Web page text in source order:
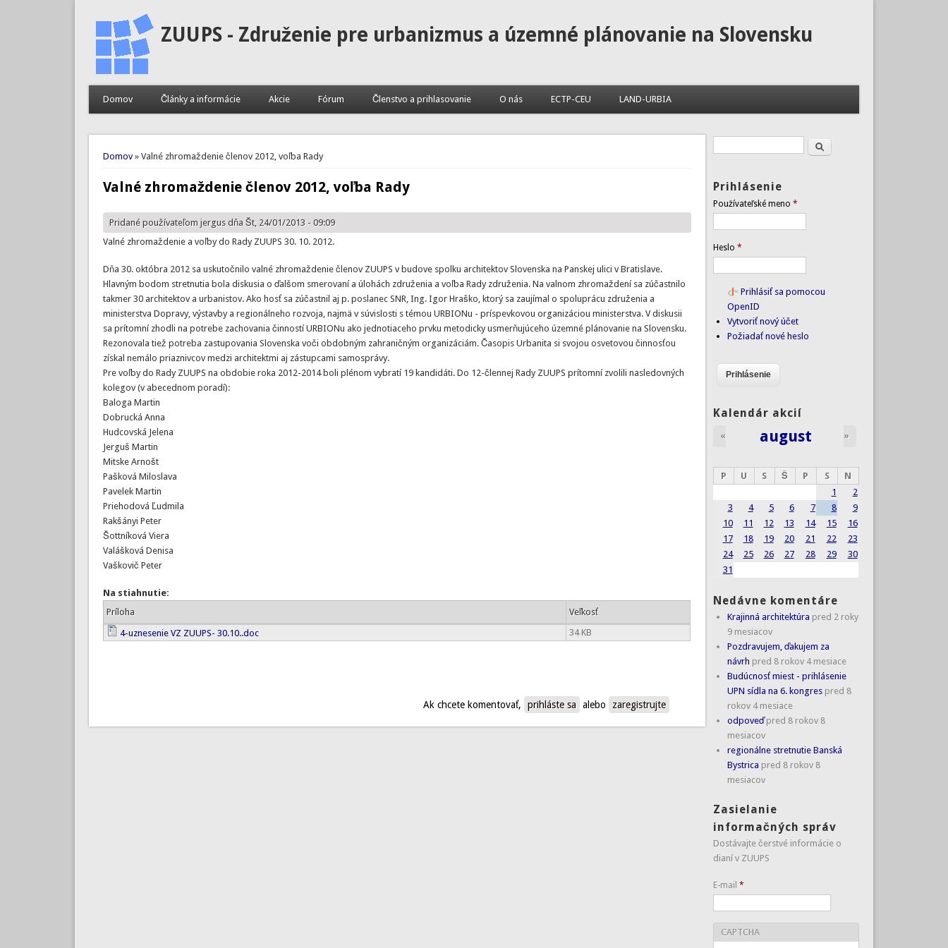
ZUUPS - Združenie pre urbanizmus a územné plánovanie na Slovensku
Domov Články a informácie Akcie Fórum Členstvo a prihlasovanie O nás ECTP-CEU LAND-URBIA
Nachádzate sa tu
Domov» Valné zhromaždenie členov 2012, voľba Rady
Valné zhromaždenie členov 2012, voľba Rady
Pridané používateľom jergusdňa Št, 24/01/2013 - 09:09
Valné zhromaždenie a voľby do Rady ZUUPS 30. 10. 2012.
Dňa 30. októbra 2012 sa uskutočnilo valné zhromaždenie členov ZUUPS v budove spolku architektov Slovenska na Panskej ulici v Bratislave.
Hlavným bodom stretnutia bola diskusia o ďalšom smerovaní a úlohách združenia a voľba Rady združenia. Na valnom zhromaždení sa zúčastnilo
takmer 30 architektov a urbanistov. Ako hosť sa zúčastnil aj p. poslanec SNR, Ing. Igor Hraško, ktorý sa zaujímal o spoluprácu združenia a
ministerstva Dopravy, výstavby a regionálneho rozvoja, najmä v súvislosti s témou URBIONu - príspevkovou organizáciou ministerstva. V diskusii
sa prítomní zhodli na potrebe zachovania činností URBIONu ako jednotiaceho prvku metodicky usmerňujúceho územné plánovanie na Slovensku.
Rezonovala tiež potreba zastupovania Slovenska voči obdobným zahraničným organizáciám. Časopis Urbanita si svojou osvetovou činnosťou
získal nemálo priaznivcov medzi architektmi aj zástupcami samosprávy.
Pre voľby do Rady ZUUPS na obdobie roka 2012-2014 boli plénom vybratí 19 kandidáti. Do 12-člennej Rady ZUUPS prítomní zvolili nasledovných
kolegov (v abecednom poradí):
Baloga Martin
Dobrucká Anna
Hudcovská Jelena
Jerguš Martin
Mitske Arnošt
Pašková Miloslava
Pavelek Martin
Priehodová Ľudmila
Rakšányi Peter
Šottníková Viera
Valášková Denisa
Vaškovič Peter
Na stiahnutie:
Príloha
Veľkosť
4-uznesenie VZ ZUUPS- 30.10..doc
34 KB
Ak chcete komentovať, prihláste sa alebo zaregistrujte
Vyhľadávanie
Hľadať
Prihlásenie
Používateľské meno *
Heslo *
Prihlásiť sa pomocou
OpenID
Vytvoriť nový účet
Požiadať nové heslo
Kalendár akcií
august
« »
P U S Š P S
N
1
2
3
4 5 6 7 8
9
10
11 12 13 14 15
16
17
18 19 20 21 22
23
24
25 26 27 28 29
30
31
Nedávne komentáre
Krajinná architektúra pred 2 roky
9 mesiacov
Pozdravujem, ďakujem za
návrh pred 8 rokov 4 mesiace
Budúcnosť miest - prihlásenie
UPN sídla na 6. kongres pred 8
rokov 4 mesiace
odpoveď pred 8 rokov 8
mesiacov
regionálne stretnutie Banská
Bystrica pred 8 rokov 8
mesiacov
Zasielanie
informačných správ
Dostávajte čerstvé informácie o
dianí v ZUUPS
E-mail *
CAPTCHA